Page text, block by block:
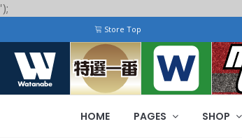
');
Store Top
HOME PAGES SHOP